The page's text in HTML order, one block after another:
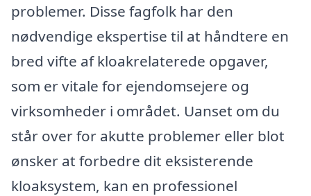
problemer. Disse fagfolk har den
nødvendige ekspertise til at håndtere en
bred vifte af kloakrelaterede opgaver,
som er vitale for ejendomsejere og
virksomheder i området. Uanset om du
står over for akutte problemer eller blot
ønsker at forbedre dit eksisterende
kloaksystem, kan en professionel